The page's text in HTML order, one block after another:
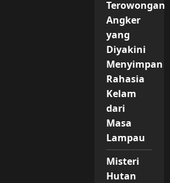
Terowongan
Angker
yang
Diyakini
Menyimpan
Rahasia
Kelam
dari
Masa
Lampau
Misteri
Hutan